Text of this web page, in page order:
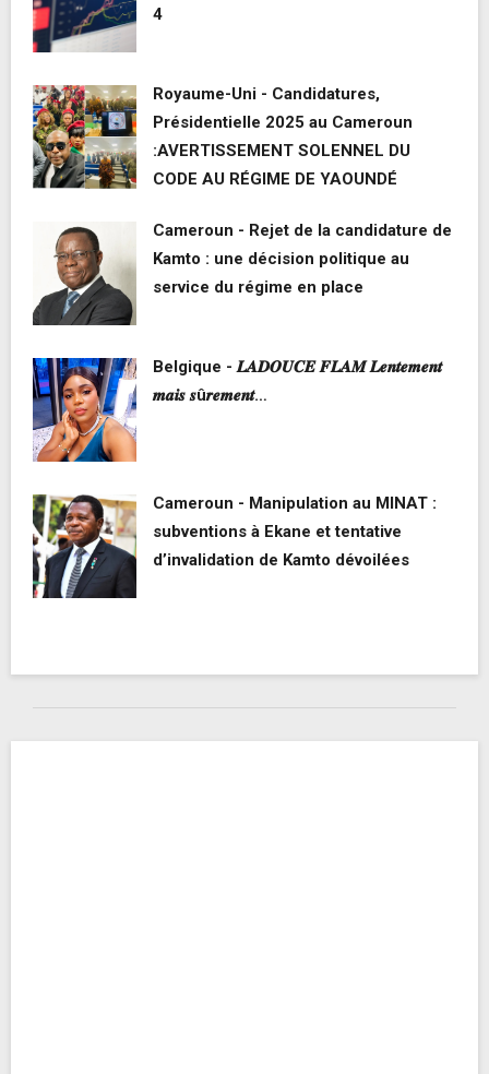
4
Royaume-Uni - Candidatures,
Présidentielle 2025 au Cameroun
:AVERTISSEMENT SOLENNEL DU
CODE AU RÉGIME DE YAOUNDÉ
Cameroun - Rejet de la candidature de
Kamto : une décision politique au
service du régime en place
Belgique - 𝑳𝑨𝑫𝑶𝑼𝑪𝑬 𝑭𝑳𝑨𝑴 𝑳𝒆𝒏𝒕𝒆𝒎𝒆𝒏𝒕
𝒎𝒂𝒊𝒔 𝒔û𝒓𝒆𝒎𝒆𝒏𝒕…
Cameroun - Manipulation au MINAT :
subventions à Ekane et tentative
d’invalidation de Kamto dévoilées